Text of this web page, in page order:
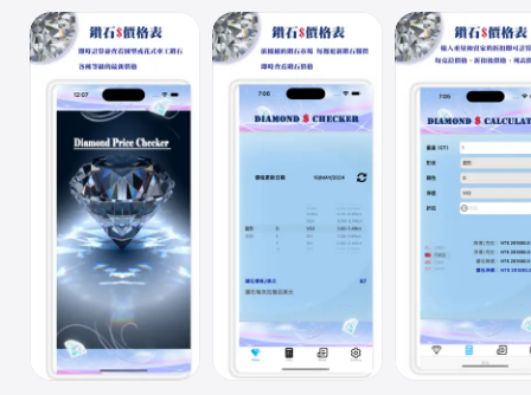
iPad
Mac
Vision